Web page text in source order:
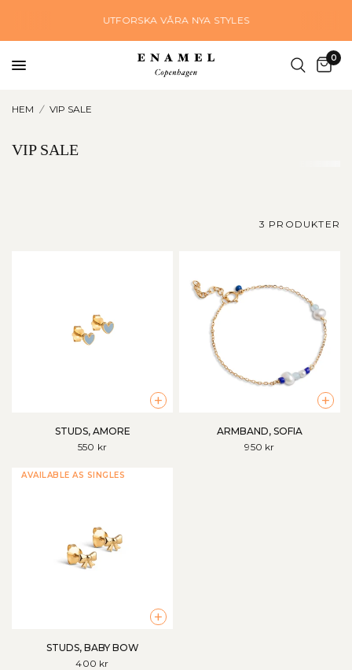
UTFORSKA VÅRA NYA STYLES
0
HEM / VIP SALE
VIP SALE
3 PRODUKTER
+
STUDS, AMORE
550 kr
+
ARMBAND, SOFIA
950 kr
AVAILABLE AS SINGLES
+
STUDS, BABY BOW
400 kr